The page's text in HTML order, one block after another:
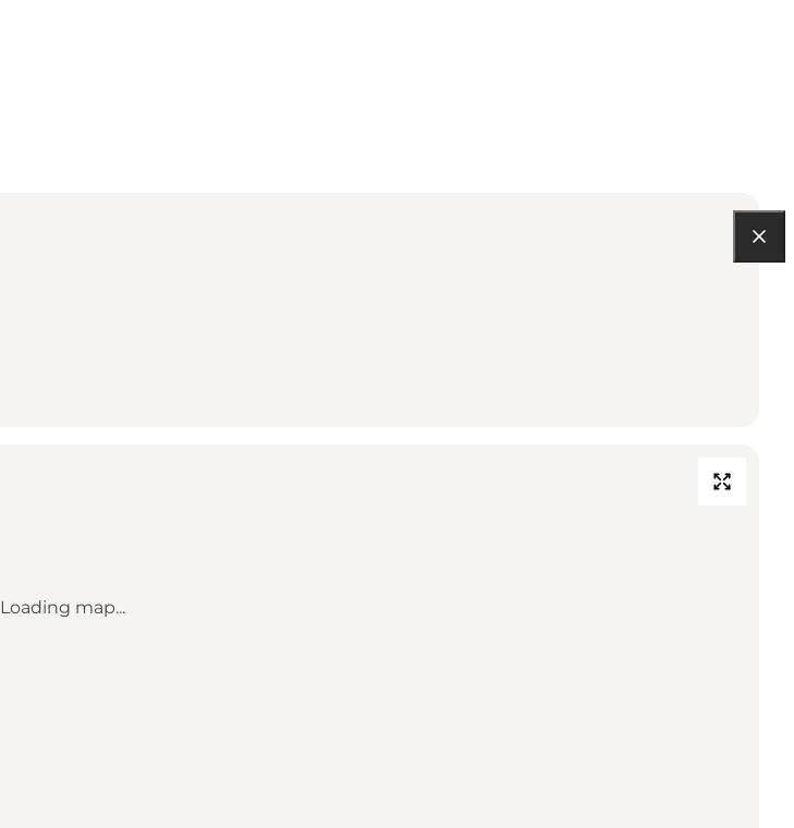
Loading map...